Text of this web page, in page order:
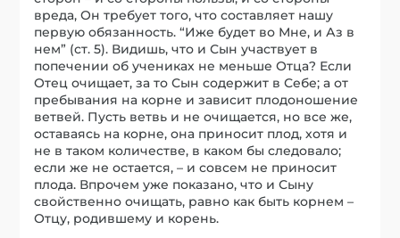
вреда, Он требует того, что составляет нашу
первую обязанность. “Иже будет во Мне, и Аз в
нем” (ст. 5). Видишь, что и Сын участвует в
попечении об учениках не меньше Отца? Если
Отец очищает, за то Сын содержит в Себе; а от
пребывания на корне и зависит плодоношение
ветвей. Пусть ветвь и не очищается, но все же,
оставаясь на корне, она приносит плод, хотя и
не в таком количестве, в каком бы следовало;
если же не остается, – и совсем не приносит
плода. Впрочем уже показано, что и Сыну
свойственно очищать, равно как быть корнем –
Отцу, родившему и корень.